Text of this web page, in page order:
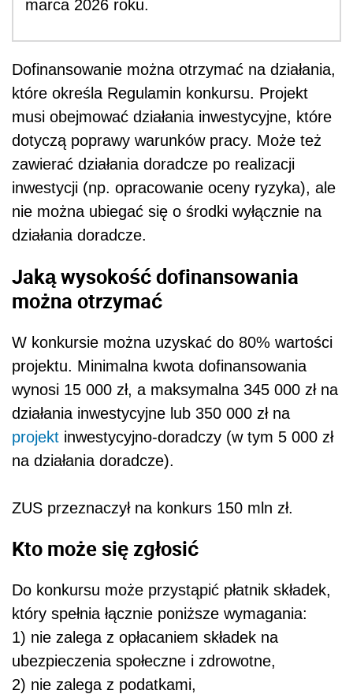
marca 2026 roku.
Dofinansowanie można otrzymać na działania,
które określa Regulamin konkursu. Projekt
musi obejmować działania inwestycyjne, które
dotyczą poprawy warunków pracy. Może też
zawierać działania doradcze po realizacji
inwestycji (np. opracowanie oceny ryzyka), ale
nie można ubiegać się o środki wyłącznie na
działania doradcze.
Jaką wysokość dofinansowania
można otrzymać
W konkursie można uzyskać do 80% wartości
projektu. Minimalna kwota dofinansowania
wynosi 15 000 zł, a maksymalna 345 000 zł na
działania inwestycyjne lub 350 000 zł na
projekt inwestycyjno-doradczy (w tym 5 000 zł
na działania doradcze).
ZUS przeznaczył na konkurs 150 mln zł.
Kto może się zgłosić
Do konkursu może przystąpić płatnik składek,
który spełnia łącznie poniższe wymagania:
1) nie zalega z opłacaniem składek na
ubezpieczenia społeczne i zdrowotne,
2) nie zalega z podatkami,